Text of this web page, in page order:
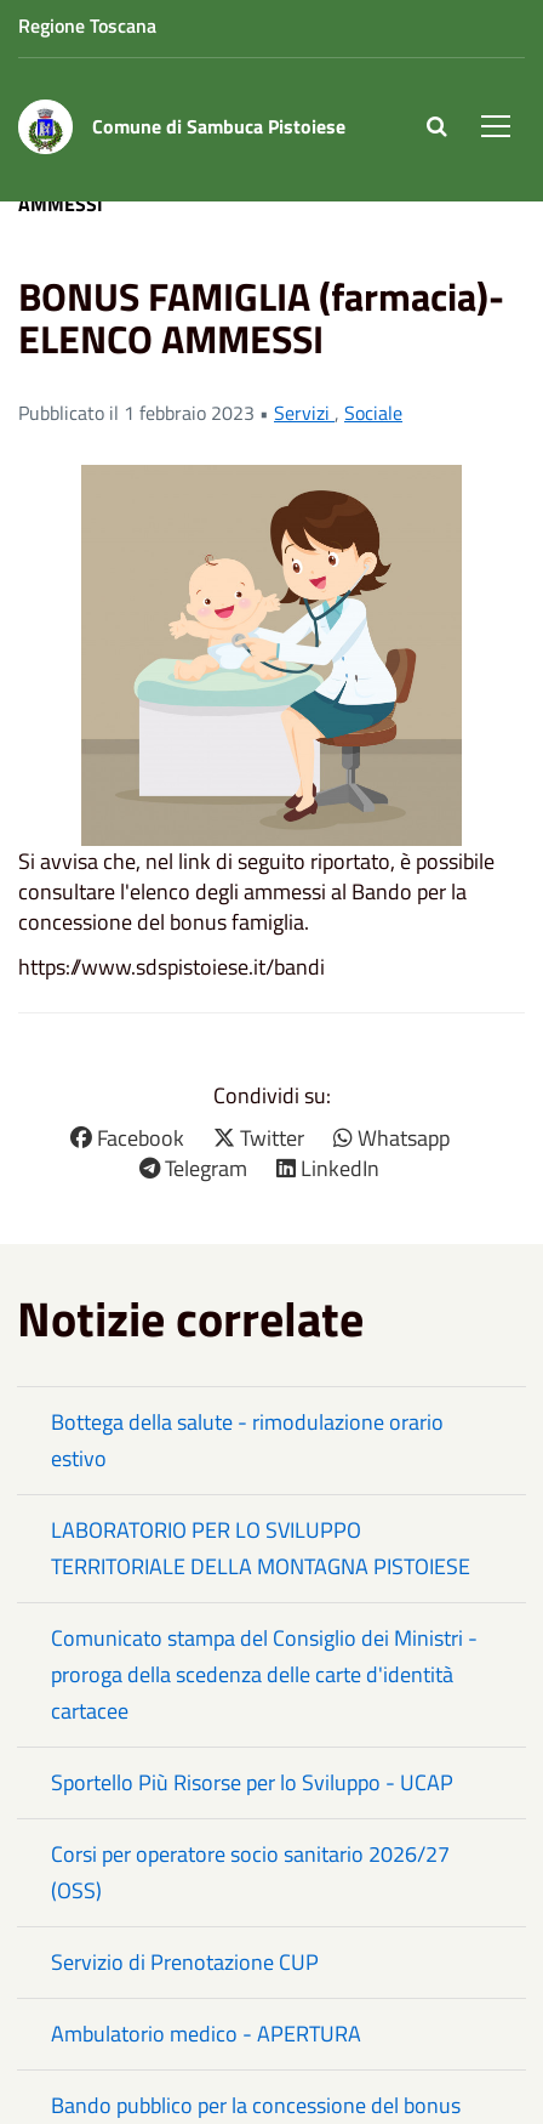
Regione Toscana
Comune di Sambuca Pistoiese site.searc
AMMESSI
BONUS FAMIGLIA (farmacia)-
ELENCO AMMESSI
Pubblicato il 1 febbraio 2023 • Servizi , Sociale
Si avvisa che, nel link di seguito riportato, è possibile
consultare l'elenco degli ammessi al Bando per la
concessione del bonus famiglia.
https://www.sdspistoiese.it/bandi
Condividi su:
Facebook
Twitter
Whatsapp
Telegram
LinkedIn
Notizie correlate
Bottega della salute - rimodulazione orario
estivo
LABORATORIO PER LO SVILUPPO
TERRITORIALE DELLA MONTAGNA PISTOIESE
Comunicato stampa del Consiglio dei Ministri -
proroga della scedenza delle carte d'identità
cartacee
Sportello Più Risorse per lo Sviluppo - UCAP
Corsi per operatore socio sanitario 2026/27
(OSS)
Servizio di Prenotazione CUP
Ambulatorio medico - APERTURA
Bando pubblico per la concessione del bonus